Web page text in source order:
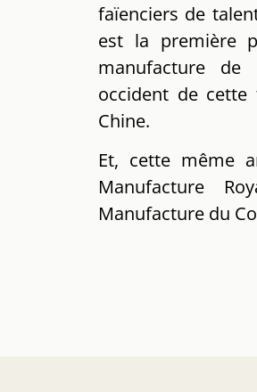
faïenciers de
est la première
manufacture de
occident de
Chine.
Et, cette même
Manufacture
Manufacture du